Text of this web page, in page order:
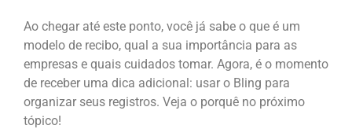
Ao chegar até este ponto, você já sabe o que é um
modelo de recibo, qual a sua importância para as
empresas e quais cuidados tomar. Agora, é o momento
de receber uma dica adicional: usar o Bling para
organizar seus registros. Veja o porquê no próximo
tópico!